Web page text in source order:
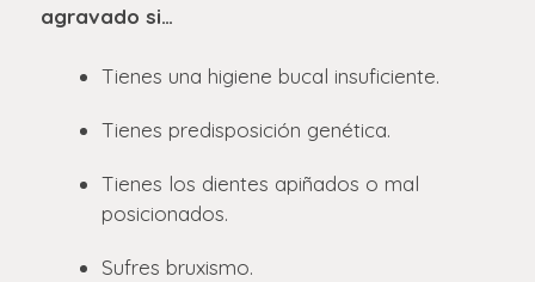
agravado si…
Tienes una higiene bucal insuficiente.
Tienes predisposición genética.
Tienes los dientes apiñados o mal
posicionados.
Sufres bruxismo.